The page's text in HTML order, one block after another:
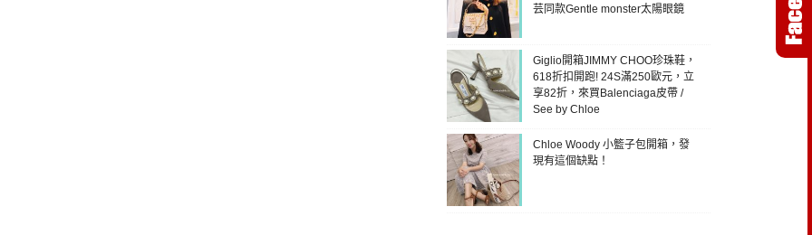
芸同款Gentle monster太陽眼鏡
Giglio開箱JIMMY CHOO珍珠鞋，
618折扣開跑! 24S滿250歐元，立
享82折，來買Balenciaga皮帶 /
See by Chloe
Chloe Woody 小籃子包開箱，發
現有這個缺點！